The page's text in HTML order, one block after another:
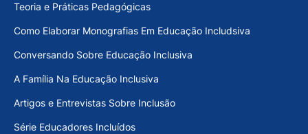
Teoria e Práticas Pedagógicas
Como Elaborar Monografias Em Educação Includsiva
Conversando Sobre Educação Inclusiva
A Família Na Educação Inclusiva
Artigos e Entrevistas Sobre Inclusão
Série Educadores Incluídos